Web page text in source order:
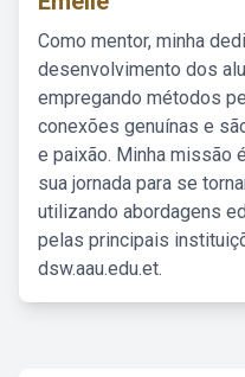
Como mentor, minha
desenvolvimento dos
empregando métodos
conexões genuínas e
e paixão. Minha missão
sua jornada para se
utilizando abordagens
pelas principais
dsw.aau.edu.et.